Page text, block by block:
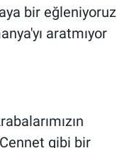
bir eğleniyoruz
aratmıyor
gibi bir